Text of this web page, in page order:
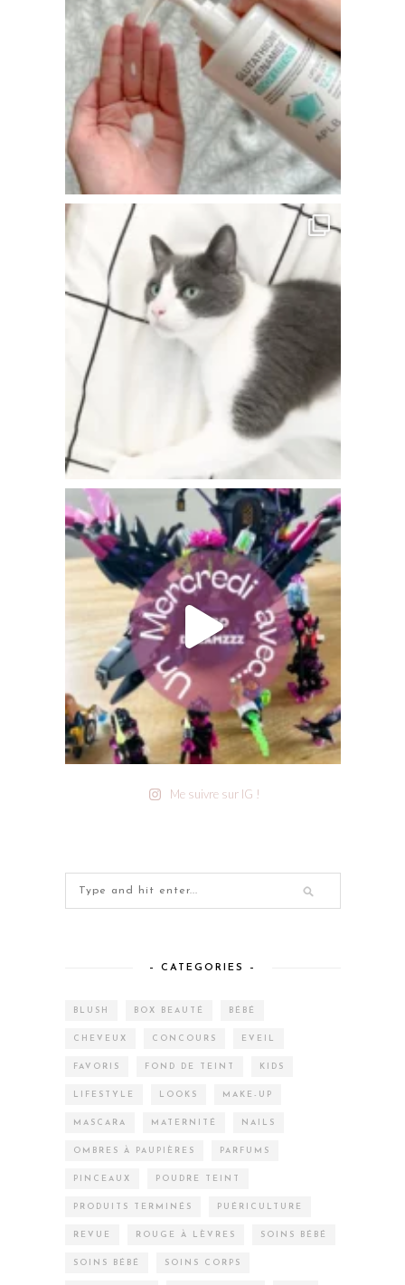
Me suivre sur IG !
– CATEGORIES –
BLUSH BOX BEAUTÉ BÉBÉ
CHEVEUX CONCOURS EVEIL
FAVORIS FOND DE TEINT KIDS
LIFESTYLE LOOKS MAKE-UP
MASCARA MATERNITÉ NAILS
OMBRES À PAUPIÈRES PARFUMS
PINCEAUX POUDRE TEINT
PRODUITS TERMINÉS PUÉRICULTURE
REVUE ROUGE À LÈVRES SOINS BÉBÉ
SOINS BÉBÉ SOINS CORPS